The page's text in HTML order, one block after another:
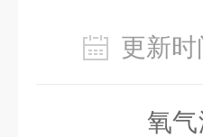
更新
氧气浓